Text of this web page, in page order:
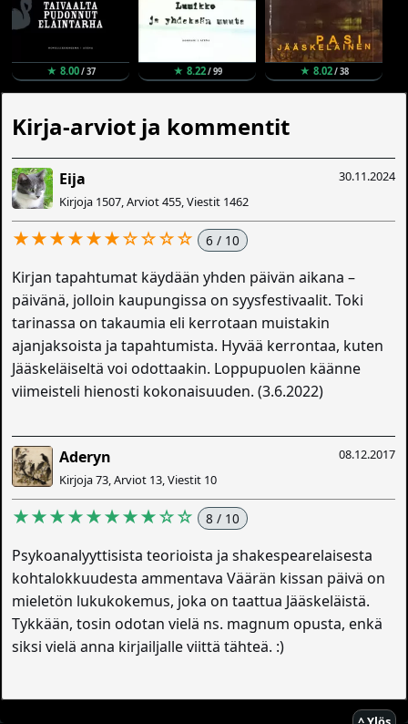
★ 8.00/ 37 ★ 8.22/ 99 ★ 8.02/ 38
Kirja-arviot ja kommentit
30.11.2024
Eija
Kirjoja 1507, Arviot 455, Viestit 1462
★★★★★★☆☆☆☆ 6 / 10
Kirjan tapahtumat käydään yhden päivän aikana –
päivänä, jolloin kaupungissa on syysfestivaalit. Toki
tarinassa on takaumia eli kerrotaan muistakin
ajanjaksoista ja tapahtumista. Hyvää kerrontaa, kuten
Jääskeläiseltä voi odottaakin. Loppupuolen käänne
viimeisteli hienosti kokonaisuuden. (3.6.2022)
08.12.2017
Aderyn
Kirjoja 73, Arviot 13, Viestit 10
★★★★★★★★☆☆ 8 / 10
Psykoanalyyttisista teorioista ja shakespearelaisesta
kohtalokkuudesta ammentava Väärän kissan päivä on
mieletön lukukokemus, joka on taattua Jääskeläistä.
Tykkään, tosin odotan vielä ns. magnum opusta, enkä
siksi vielä anna kirjailjalle viittä tähteä. :)